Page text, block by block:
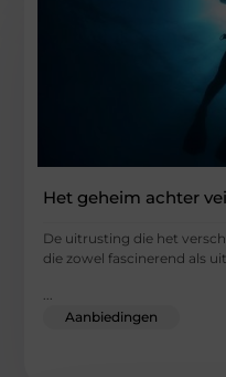
Het geheim achter
De uitrusting die het
die zowel fascinerend als
Aanbiedingen